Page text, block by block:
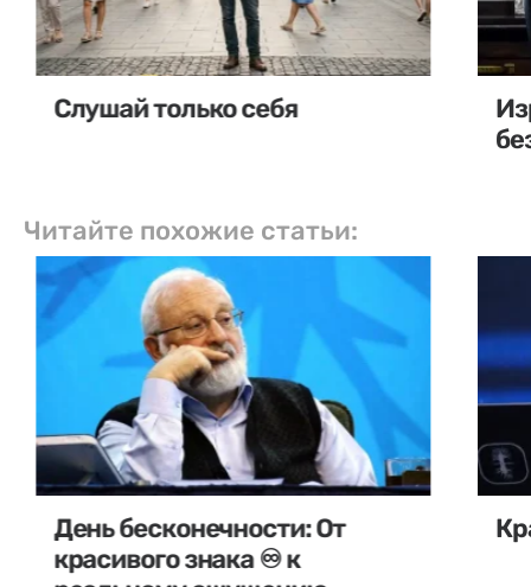
Слушай только себя
Читайте похожие статьи:
День бесконечности: От
красивого знака ♾️ к